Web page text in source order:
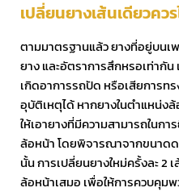
เปลี่ยนยางเส้นเดียวคว
ตามมาตรฐานแล้ว ยางที่อยู่บนเ
ยาง และอัตราการสึกหรอเท่ากัน
เกิดอาการรถปัด หรือเสียการท
อุบัติเหตุได้ หากยางในตำแหน่ง
ให้เอายางที่มีความสามารถในก
ล้อหน้า โดยพิจารณาจากขนาด
นั้น การเปลี่ยนยางใหม่ครั้งละ 2
ล้อหน้าเสมอ เพื่อให้การควบคุม